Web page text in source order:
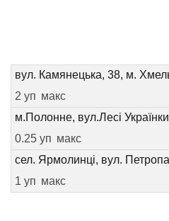
вул. Камянецька, 38, м.
2 уп макс
м.Полонне, вул.Лесі
0.25 уп макс
сел. Ярмолинці, вул.
1 уп макс